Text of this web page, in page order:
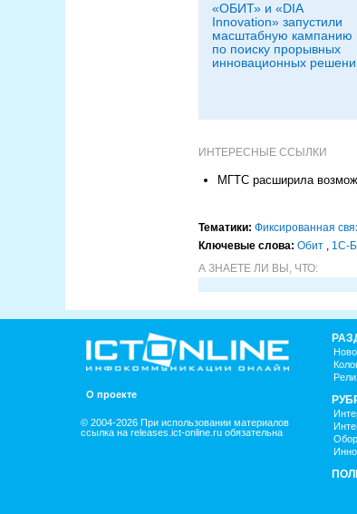
«ОБИТ» и «DIA
Innovation» запустили
масштабную кампанию
по поиску прорывных
инновационных
ИНТЕРЕСНЫЕ ССЫЛКИ
МГТС расширила
Тематики: Фиксированная
Ключевые слова: Обит , 1С-
А ЗНАЕТЕ ЛИ ВЫ, ЧТО:
О проекте
© 2004-2026 При использовании материалов
ссылка на releases.ict-online.ru обязательна